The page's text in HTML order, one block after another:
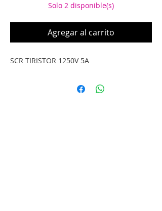
Solo 2 disponible(s)
Agregar al carrito
SCR TIRISTOR 1250V 5A